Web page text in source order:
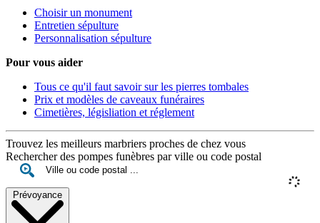
Choisir un monument
Entretien sépulture
Personnalisation sépulture
Pour vous aider
Tous ce qu'il faut savoir sur les pierres tombales
Prix et modèles de caveaux funéraires
Cimetières, législiation et réglement
Trouvez les meilleurs marbriers proches de chez vous
Rechercher des pompes funèbres par ville ou code postal
Prévoyance